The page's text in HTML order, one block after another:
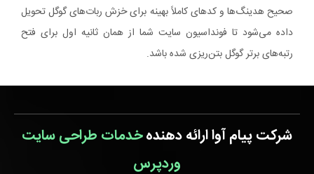
صحیح هدینگ‌ها و کدهای کاملاً بهینه برای خزش ربات‌های گوگل تحویل
داده می‌شود تا فونداسیون سایت شما از همان ثانیه اول برای فتح
رتبه‌های برتر گوگل بتن‌ریزی شده باشد.
شرکت پیام آوا ارائه دهندهخدمات طراحی سايت
وردپرس